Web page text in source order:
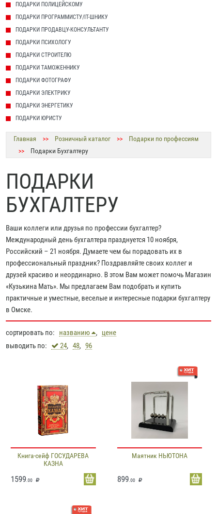
ПОДАРКИ ПОЛИЦЕЙСКОМУ
ПОДАРКИ ПРОГРАММИСТУ/IT-ШНИКУ
ПОДАРКИ ПРОДАВЦУ-КОНСУЛЬТАНТУ
ПОДАРКИ ПСИХОЛОГУ
ПОДАРКИ СТРОИТЕЛЮ
ПОДАРКИ ТАМОЖЕННИКУ
ПОДАРКИ ФОТОГРАФУ
ПОДАРКИ ЭЛЕКТРИКУ
ПОДАРКИ ЭНЕРГЕТИКУ
ПОДАРКИ ЮРИСТУ
Главная >> Розничный каталог >>
Подарки по профессиям
>>
Подарки Бухгалтеру
ПОДАРКИ
БУХГАЛТЕРУ
Ваши коллеги или друзья по профессии бухгалтер?
Международный день бухгалтера празднуется 10 ноября,
Российский – 21 ноября. Думаете чем бы порадовать их в
профессиональный праздник? Поздравляйте своих коллег и
друзей красиво и неординарно. В этом Вам может помочь Магазин
«Кузькина Мать». Мы предлагаем Вам подобрать и купить
практичные и уместные, веселые и интересные подарки бухгалтеру
в Омске.
сортировать по: названию , цене
выводить по:
24, 48, 96
Книга-сейф ГОСУДАРЕВА
КАЗНА
1599 .00
Маятник НЬЮТОНА
899.00